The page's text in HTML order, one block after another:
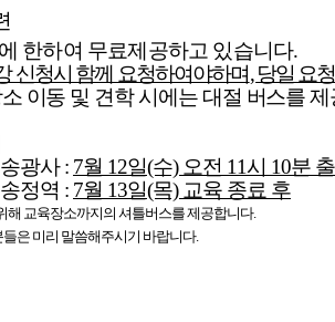
한하여 무료제공하고 있습니다.
신청시 함께 요청하여야하며,당일 요
이동 및 견학 시에는 대절 버스를
광사 : 7월 12일(수) 오전 11시 10분
정역 : 7월 13일(목) 교육 종료 후
해 교육장소까지의 셔틀버스를 제공합니다.
은 미리 말씀해주시기 바랍니다.